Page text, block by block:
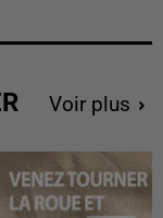
Voir plus